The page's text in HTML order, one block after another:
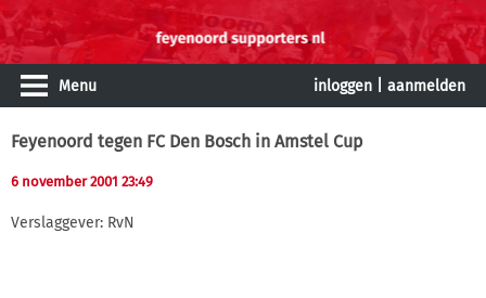
Menu inloggen aanmelden
Feyenoord tegen FC Den Bosch in Amstel Cup
6 november 2001 23:49
Verslaggever: RvN